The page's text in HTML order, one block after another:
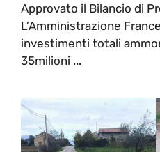
Approvato il Bilancio di
L’Amministrazione
investimenti totali
35milioni ...